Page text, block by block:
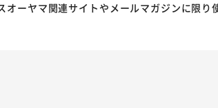
オーヤマ関連サイトやメールマガジンに限